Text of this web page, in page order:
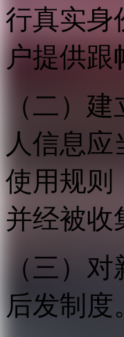
行真实身
户提供跟
（二）
人信息
使用规则
并经被收
（三）
后发制度